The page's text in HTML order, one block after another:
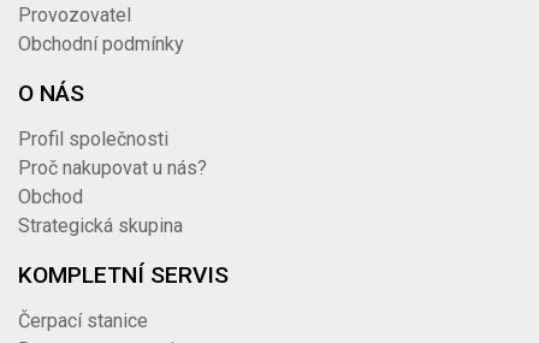
Provozovatel
Obchodní podmínky
O NÁS
Profil společnosti
Proč nakupovat u nás?
Obchod
Strategická skupina
KOMPLETNÍ SERVIS
Čerpací stanice